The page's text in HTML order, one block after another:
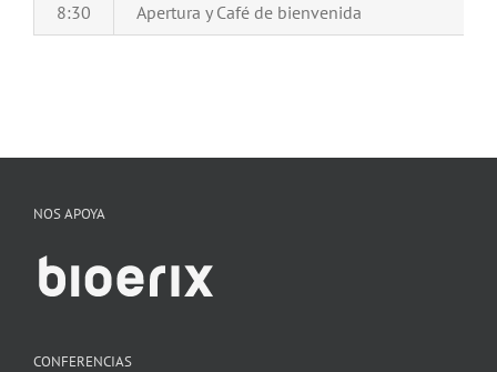
8:30 Apertura y Café de bienvenida
NOS APOYA
CONFERENCIAS